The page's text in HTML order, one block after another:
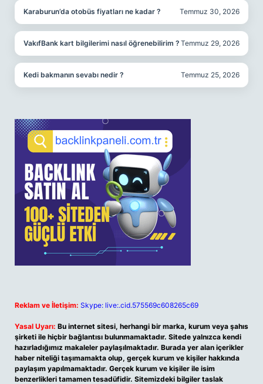
Karaburun’da otobüs fiyatları ne kadar ? Temmuz 30, 2026
VakıfBank kart bilgilerimi nasıl öğrenebilirim ? Temmuz 29, 2026
Kedi bakmanın sevabı nedir ? Temmuz 25, 2026
Reklam ve İletişim: Skype: live:.cid.575569c608265c69
Yasal Uyarı: Bu internet sitesi, herhangi bir marka, kurum veya şahıs
şirketi ile hiçbir bağlantısı bulunmamaktadır. Sitede yalnızca kendi
hazırladığımız makaleler paylaşılmaktadır. Burada yer alan içerikler
haber niteliği taşımamakta olup, gerçek kurum ve kişiler hakkında
paylaşım yapılmamaktadır. Gerçek kurum ve kişiler ile isim
benzerlikleri tamamen tesadüfidir. Sitemizdeki bilgiler taslak